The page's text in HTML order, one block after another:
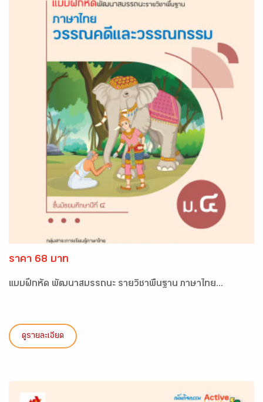
ราคา 68 บาท
แบบฝึกหัด พัฒนาสมรรถนะ รายวิชาพื้นฐาน ภาษาไทย...
ดูรายละเอียด